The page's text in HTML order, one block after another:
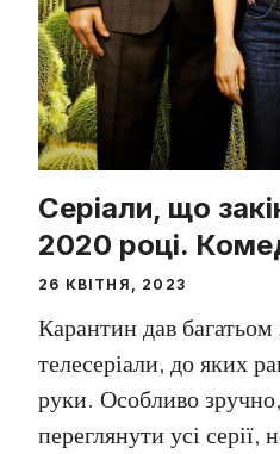
Серіали, що
2020 році.
26 КВІТНЯ, 2023
Карантин дав
телесеріали, до яких
руки. Особливо
переглянути усі